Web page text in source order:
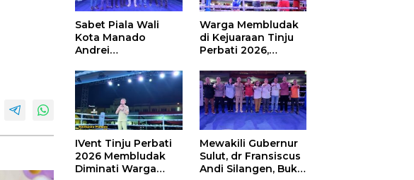
Sabet Piala Wali
Kota Manado
Andrei
Boxing Camp Juara
Umum Tinju Perbati
2026
Warga Membludak
di Kejuaraan Tinju
Perbati 2026,
Piala Wali Kota
IVent Tinju Perbati
2026 Membludak
Diminati Warga
Mewakili Gubernur
Sulut, dr Fransiscus
Andi Silangen, Buka